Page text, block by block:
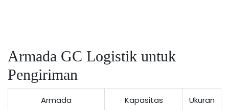
Armada GC Logistik untuk
Pengiriman
Armada Kapasitas Ukuran